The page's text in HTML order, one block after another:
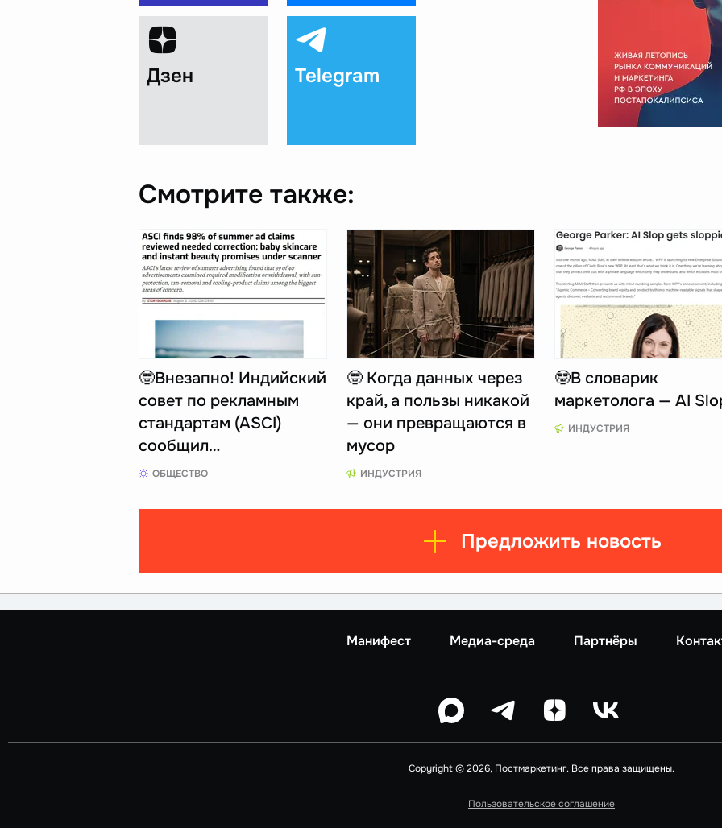
Дзен Telegram
Смотрите также:
🤓Внезапно! Индийский
совет по рекламным
стандартам (ASCI)
сообщил…
ОБЩЕСТВО
🤓 Когда данных через
край, а пользы никакой
— они превращаются в
мусор
ИНДУСТРИЯ
🤓В словарик
маркетолога — AI
ИНДУСТРИЯ
Предложить новость
Манифест Медиа-среда Партнёры
Copyright © 2026, Постмаркетинг. Все права защищены.
Пользовательское соглашение